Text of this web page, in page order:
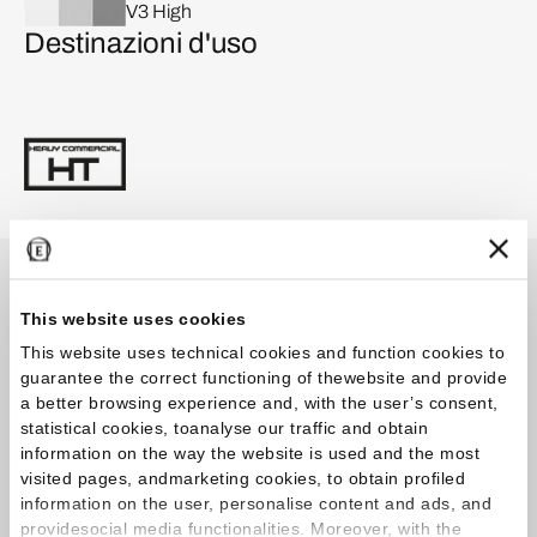
This website uses cookies
This website uses technical cookies and function cookies to
guarantee the correct functioning of thewebsite and provide
a better browsing experience and, with the user’s consent,
statistical cookies, toanalyse our traffic and obtain
information on the way the website is used and the most
visited pages, andmarketing cookies, to obtain profiled
information on the user, personalise content and ads, and
providesocial media functionalities. Moreover, with the
V3 High
Destinazioni d'uso
Cataloghi
Catalogo
Cornerstone Catalogue 2026.01
Brochure